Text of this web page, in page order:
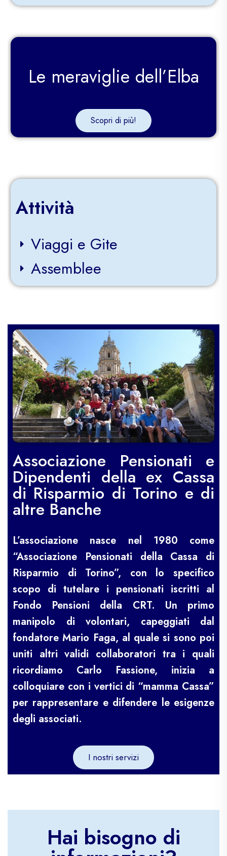
Le meraviglie dell’Elba
Scopri di più!
Attività
Viaggi e Gite
Assemblee
Associazione Pensionati e
Dipendenti della ex Cassa
di Risparmio di Torino e di
altre Banche
L’associazione nasce nel 1980 come
“Associazione Pensionati della Cassa di
Risparmio di Torino”, con lo specifico
scopo di tutelare i pensionati iscritti al
Fondo Pensioni della CRT. Un primo
manipolo di volontari, capeggiati dal
fondatore Mario Faga, al quale si sono poi
uniti altri validi collaboratori tra i quali
ricordiamo Carlo Fassione, inizia a
colloquiare con i vertici di “mamma Cassa”
per rappresentare e difendere le esigenze
degli associati.
I nostri servizi
Hai bisogno di